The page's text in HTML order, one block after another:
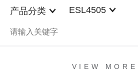
产品分类 ESL4505
VIEW MORE